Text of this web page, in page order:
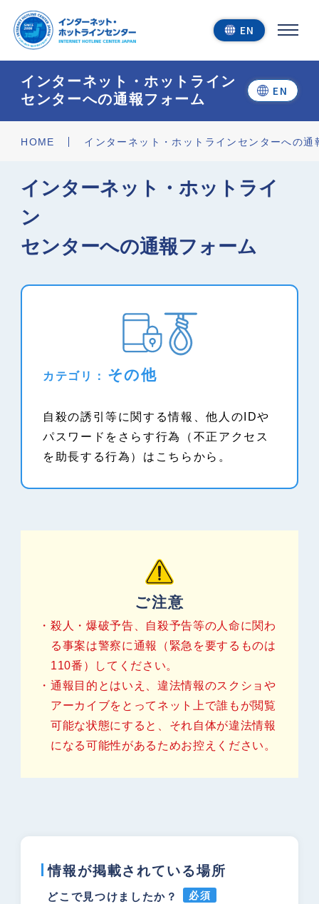
EN
通報結果を見る
ホットラインセンター
ホットラインセンターについて
組織・体制
対象有害情報の解説
統計情報
お問い合わせ
お知らせ
参考サイト
サイトマップ
プライバシーポリシー
（個人情報保護方針）
インターネット・ホットライン
センターへの通報フォーム
EN
HOME インターネット・ホットラインセンターへの通
インターネット・ホットライ
ン
センターへの通報フォーム
カテゴリ： その他
自殺の誘引等に関する情報、他人のIDや
パスワードをさらす行為（不正アクセス
を助長する行為）はこちらから。
ご注意
殺人・爆破予告、自殺予告等の人命に関わ
る事案は警察に通報（緊急を要するものは
110番）してください。
通報目的とはいえ、違法情報のスクショや
アーカイブをとってネット上で誰もが閲覧
可能な状態にすると、それ自体が違法情報
になる可能性があるためお控えください。
情報が掲載されている場所
どこで見つけましたか？ 必須